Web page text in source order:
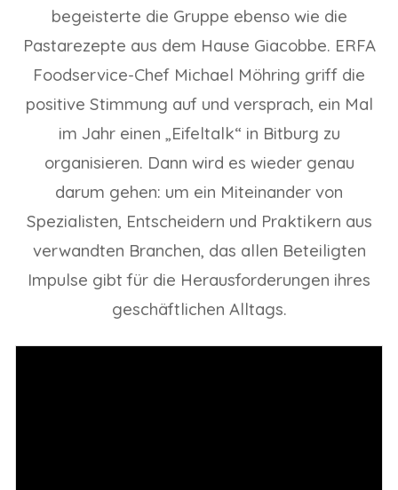
begeisterte die Gruppe ebenso wie die
Pastarezepte aus dem Hause Giacobbe. ERFA
Foodservice-Chef Michael Möhring griff die
positive Stimmung auf und versprach, ein Mal
im Jahr einen „Eifeltalk“ in Bitburg zu
organisieren. Dann wird es wieder genau
darum gehen: um ein Miteinander von
Spezialisten, Entscheidern und Praktikern aus
verwandten Branchen, das allen Beteiligten
Impulse gibt für die Herausforderungen ihres
geschäftlichen Alltags.